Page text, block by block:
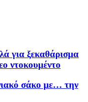
για ξεκαθάρισμα
ντοκουμέντο
σάκο με… την